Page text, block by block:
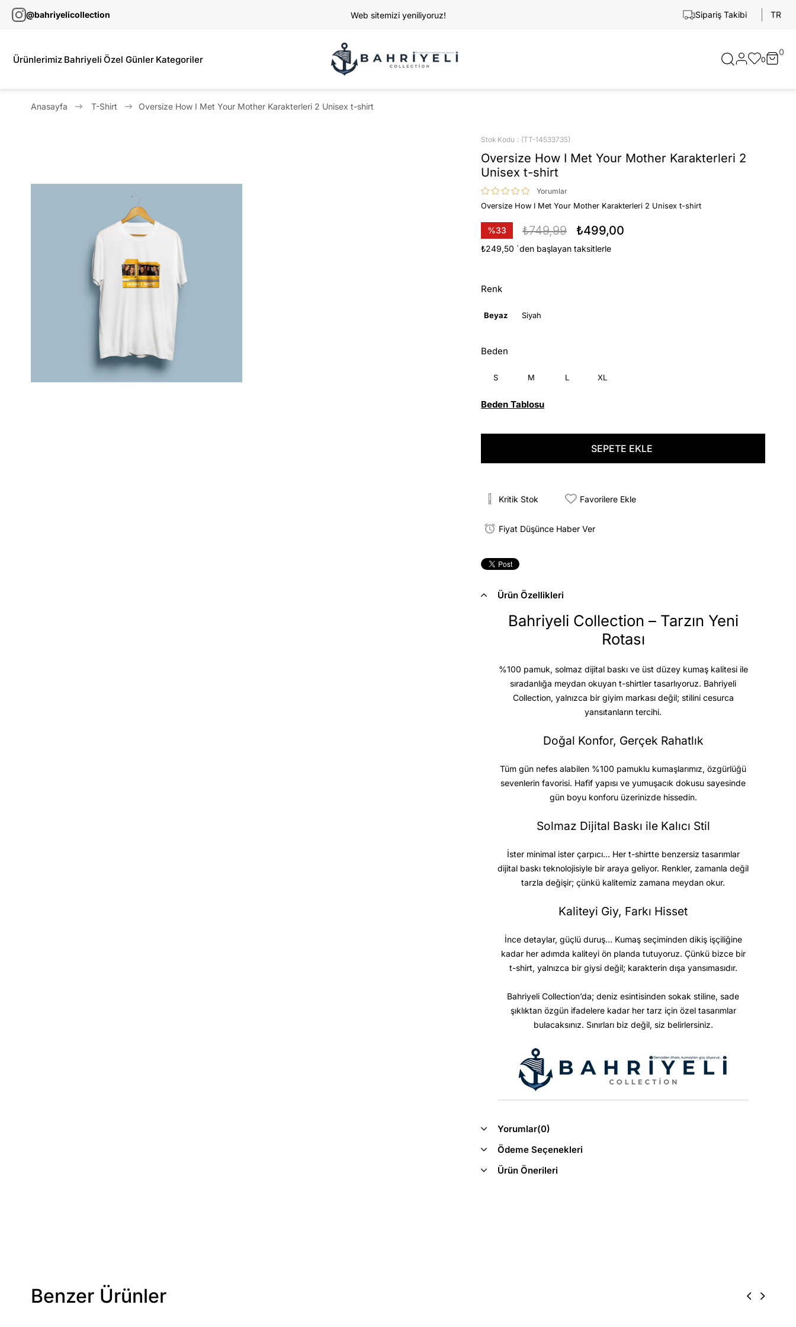
@bahriyelicollection Web sitemizi yeniliyoruz! Sipariş Takibi TR
Ürünlerimiz Bahriyeli Özel Günler Kategoriler 0
0
Anasayfa T-Shirt Oversize How I Met Your Mother Karakterleri 2 Unisex t-shirt
Stok Kodu (TT-14533735)
Oversize How I Met Your Mother Karakterleri 2
Unisex t-shirt
Yorumlar
Oversize How I Met Your Mother Karakterleri 2 Unisex t-shirt
%33
İndirim
₺749,99 ₺499,00
₺249,50 `den başlayan taksitlerle
Renk
Beyaz Siyah
Beden
S M L XL
Beden Tablosu
Kritik Stok Favorilere Ekle
Fiyat Düşünce Haber Ver
Ürün Özellikleri
Bahriyeli Collection – Tarzın Yeni
Rotası
%100 pamuk, solmaz dijital baskı ve üst düzey kumaş kalitesiile
sıradanlığa meydan okuyan t-shirtler tasarlıyoruz. Bahriyeli
Collection, yalnızca bir giyim markası değil; stilini cesurca
yansıtanların tercihi.
Doğal Konfor, Gerçek Rahatlık
Tüm gün nefes alabilen %100 pamuklu kumaşlarımız, özgürlüğü
sevenlerin favorisi. Hafif yapısı ve yumuşacık dokusu sayesinde
gün boyu konforu üzerinizde hissedin.
Solmaz Dijital Baskı ile Kalıcı Stil
İster minimal ister çarpıcı… Her t-shirtte benzersiz tasarımlar
dijital baskı teknolojisiyle bir araya geliyor. Renkler, zamanla değil
tarzla değişir; çünkü kalitemiz zamana meydan okur.
Kaliteyi Giy, Farkı Hisset
İnce detaylar, güçlü duruş… Kumaş seçiminden dikiş işçiliğine
kadar her adımda kaliteyi ön planda tutuyoruz. Çünkü bizce bir
t-shirt, yalnızca bir giysi değil; karakterin dışa yansımasıdır.
Bahriyeli Collection’da; deniz esintisinden sokak stiline, sade
şıklıktan özgün ifadelere kadar her tarz için özel tasarımlar
bulacaksınız. Sınırları biz değil, siz belirlersiniz.
Yorumlar(0)
Ödeme Seçenekleri
Ürün Önerileri
Benzer Ürünler